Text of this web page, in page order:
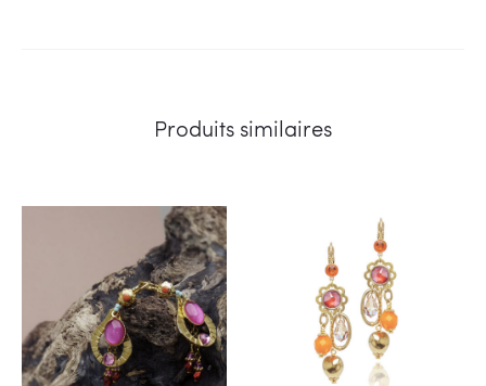
Produits similaires